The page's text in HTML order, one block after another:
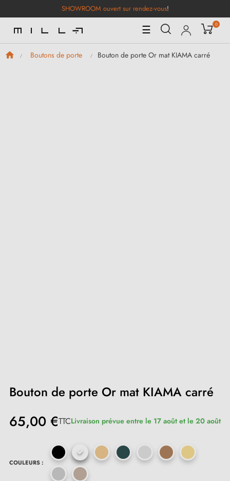
SHOWROOM ouvert sur rendez-vous!
Basculer
la
navigation
☰ 0
Boutons de porte Bouton de porte Or mat KIAMA carré
Bouton de porte Or mat KIAMA carré
65,00 €TTCLivraison prévue entre le 17 août et le 20 août
COULEURS :